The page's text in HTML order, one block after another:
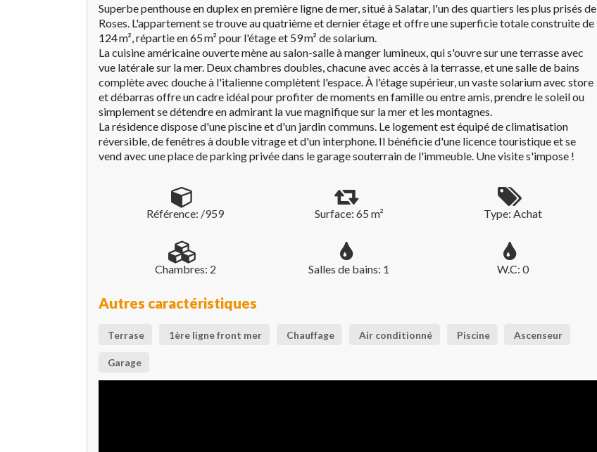
Superbe penthouse en duplex en première ligne de mer, situé à Salatar, l'un des quartiers les plus prisés de
Roses. L'appartement se trouve au quatrième et dernier étage et offre une superficie totale construite de
124 m², répartie en 65 m² pour l'étage et 59 m² de solarium.
La cuisine américaine ouverte mène au salon-salle à manger lumineux, qui s'ouvre sur une terrasse avec
vue latérale sur la mer. Deux chambres doubles, chacune avec accès à la terrasse, et une salle de bains
complète avec douche à l'italienne complètent l'espace. À l'étage supérieur, un vaste solarium avec store
et débarras offre un cadre idéal pour profiter de moments en famille ou entre amis, prendre le soleil ou
simplement se détendre en admirant la vue magnifique sur la mer et les montagnes.
La résidence dispose d'une piscine et d'un jardin communs. Le logement est équipé de climatisation
réversible, de fenêtres à double vitrage et d'un interphone. Il bénéficie d'une licence touristique et se
vend avec une place de parking privée dans le garage souterrain de l'immeuble. Une visite s'impose !
Référence: /959 Surface: 65 m² Type: Achat
Chambres: 2 Salles de bains: 1 W.C: 0
Autres caractéristiques
Terrase 1ère ligne front mer Chauffage Air conditionné Piscine Ascenseur
Garage